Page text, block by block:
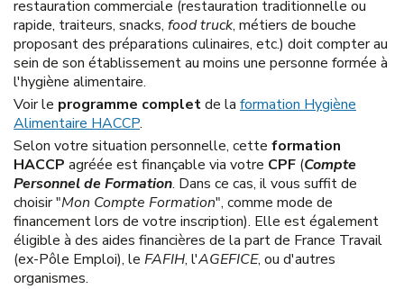
restauration commerciale (restauration traditionnelle ou
rapide, traiteurs, snacks, food truck, métiers de bouche
proposant des préparations culinaires, etc.) doit compter au
sein de son établissement au moins une personne formée à
l'hygiène alimentaire.
Voir le programme completde la formation Hygiène
Alimentaire HACCP.
Selon votre situation personnelle, cette formation
HACCP agréée est finançable via votre CPF (Compte
Personnel de Formation. Dans ce cas, il vous suffit de
choisir "Mon Compte Formation", comme mode de
financement lors de votre inscription). Elle est également
éligible à des aides financières de la part de France Travail
(ex-Pôle Emploi), le FAFIH, l'AGEFICE, ou d'autres
organismes.